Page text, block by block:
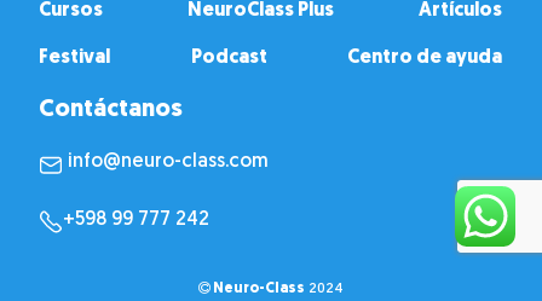
Cursos NeuroClass Plus Artículos
Festival Podcast Centro de ayuda
Contáctanos
info@neuro-class.com
+598 99 777 242
Neuro-Class 2024